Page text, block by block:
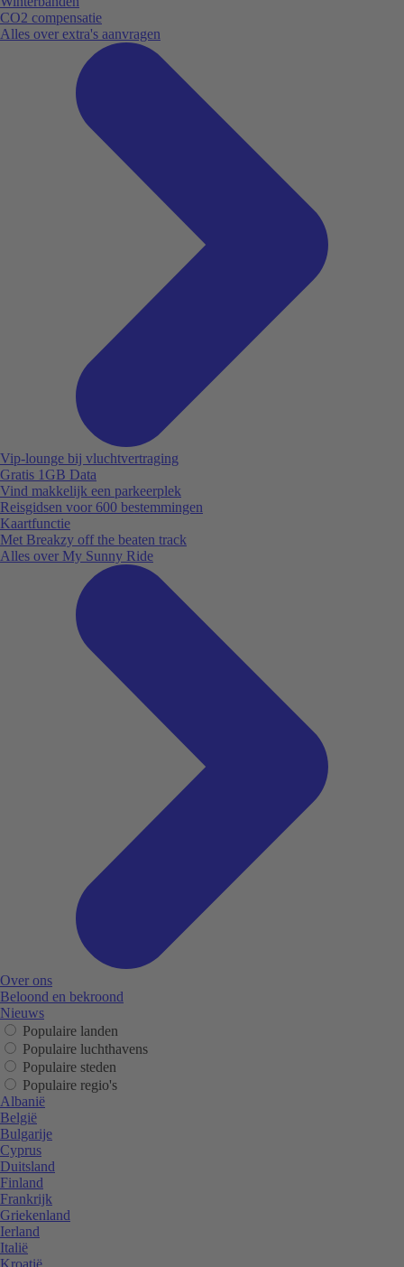
CO2 compensatie
Alles over extra's aanvragen
Vip-lounge bij vluchtvertraging
Gratis 1GB Data
Vind makkelijk een parkeerplek
Reisgidsen voor 600 bestemmingen
Kaartfunctie
Met Breakzy off the beaten track
Alles over My Sunny Ride
Over ons
Beloond en bekroond
Nieuws
Populaire landen
Populaire luchthavens
Populaire steden
Populaire regio's
Albanië
België
Bulgarije
Cyprus
Duitsland
Finland
Frankrijk
Griekenland
Ierland
Italië
Kroatië